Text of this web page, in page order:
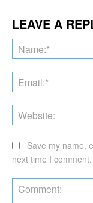
LEAVE A
Save my name,
next time I comment.